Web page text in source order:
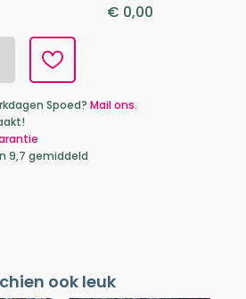
€ 0,00
Spoed? Mail ons.
9,7 gemiddeld
ook leuk